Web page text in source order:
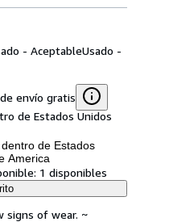
- AceptableUsado -
envío gratis
de Estados Unidos
de Estados
America
1 disponibles
signs of wear. ~